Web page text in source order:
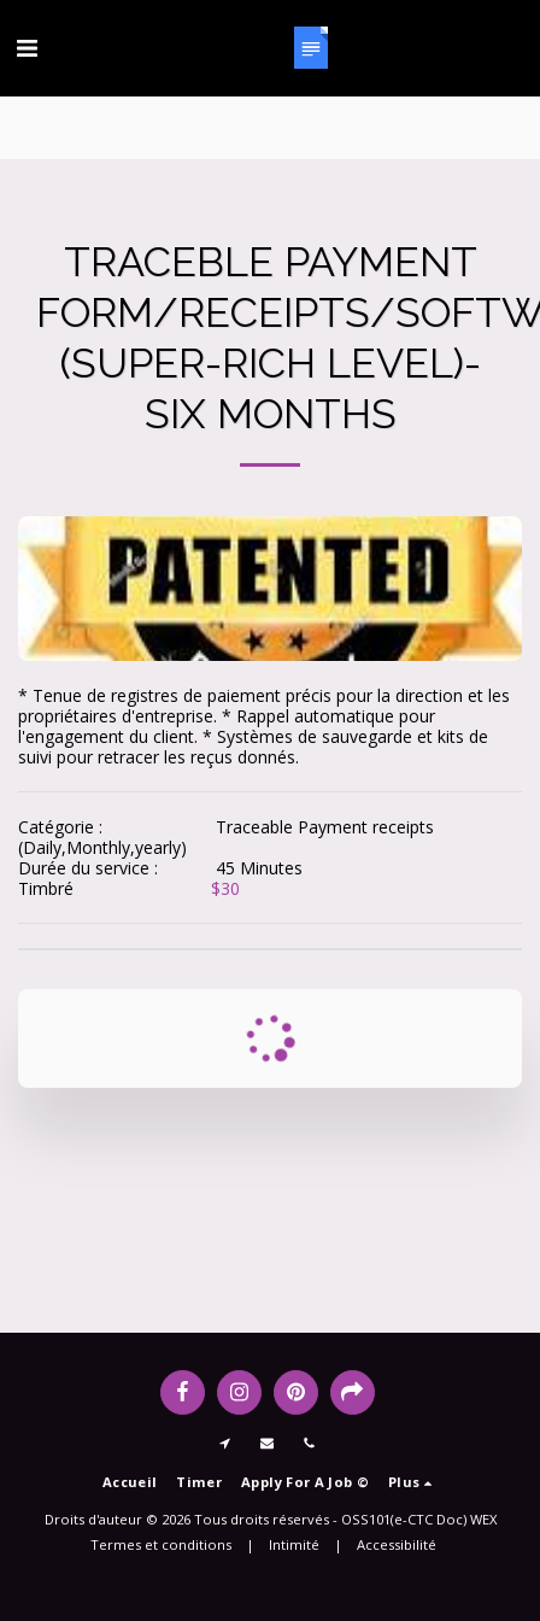
TRACEBLE PAYMENT
FORM/RECEIPTS/
(SUPER-RICH LEVEL)-
SIX MONTHS
* Tenue de registres de paiement précis pour la direction et les
propriétaires d'entreprise. * Rappel automatique pour
l'engagement du client. * Systèmes de sauvegarde et kits de
suivi pour retracer les reçus donnés.
Catégorie :
Traceable Payment receipts
(Daily,Monthly,yearly)
Durée du service :
45 Minutes
Timbré
$30
Accueil Timer Apply For A Job © Plus
Droits d'auteur © 2026 Tous droits réservés - OSS101(e-CTC Doc) WEX
Termes et conditions| Intimité | Accessibilité